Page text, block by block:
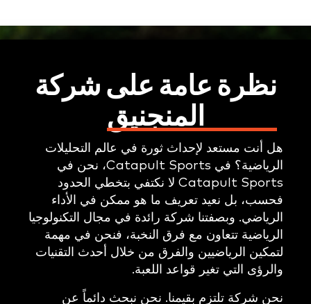
نظرة عامة على شركة
المنجنيق
هل أنت مستعد لإحداث ثورة في عالم التحليلات
الرياضية؟ في Catapult Sports، نحن في
Catapult Sports لا نكتفي بتخطي الحدود
فحسب، بل نعيد تعريف ما هو ممكن في الأداء
الرياضي. وبصفتنا شركة رائدة في مجال التكنولوجيا
الرياضية تتعاون مع فرق النخبة، فنحن في مهمة
لتمكين الرياضيين والفرق من خلال أحدث التقنيات
والرؤى التي تغير قواعد اللعبة.
نحن شركة تلتزم بقيمنا. نحن نبحث دائماً عن